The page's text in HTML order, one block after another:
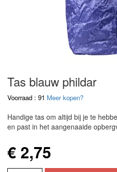
Tas blauw phildar
Voorraad : 91 Meer kopen?
Handige tas om altijd bij je te
en past in het aangenaaide
€ 2,75